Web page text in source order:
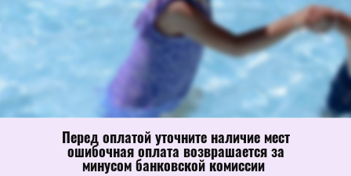
Перед оплатой уточните наличие мест
ошибочная оплата возврашается за
минусом банковской комиссии